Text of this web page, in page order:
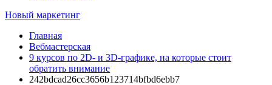
Новый маркетинг
Главная
Вебмастерская
9 курсов по 2D- и 3D-графике, на которые стоит
обратить внимание
242bdcad26cc3656b123714bfbd6ebb7